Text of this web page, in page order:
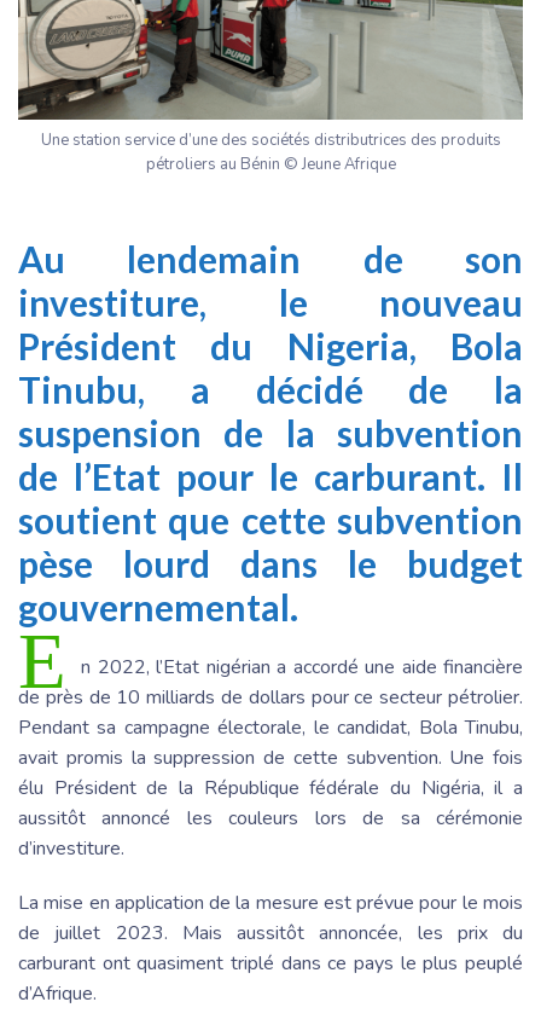
Une station service d’une des sociétés distributrices des produits
pétroliers au Bénin © Jeune Afrique
Au lendemain de son
investiture, le nouveau
Président du Nigeria, Bola
Tinubu, a décidé de la
suspension de la subvention
de l’Etat pour le carburant. Il
soutient que cette subvention
pèse lourd dans le budget
gouvernemental.
E
n 2022, l’Etat nigérian a accordé une aide financière
de près de 10 milliards de dollars pour ce secteur pétrolier.
Pendant sa campagne électorale, le candidat, Bola Tinubu,
avait promis la suppression de cette subvention. Une fois
élu Président de la République fédérale du Nigéria, il a
aussitôt annoncé les couleurs lors de sa cérémonie
d’investiture.
La mise en application de la mesure est prévue pour le mois
de juillet 2023. Mais aussitôt annoncée, les prix du
carburant ont quasiment triplé dans ce pays le plus peuplé
d’Afrique.